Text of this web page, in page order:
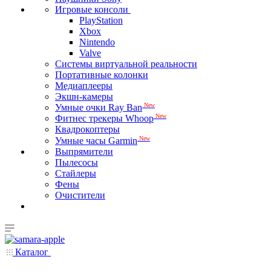
Игровые консоли
PlayStation
Xbox
Nintendo
Valve
Системы виртуальной реальности
Портативные колонки
Медиаплееры
Экшн-камеры
Умные очки Ray Ban New
Фитнес трекеры Whoop New
Квадрокоптеры
Умные часы Garmin New
Выпрямители
Пылесосы
Стайлеры
Фены
Очистители
Каталог